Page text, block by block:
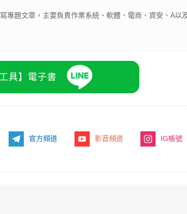
專題文章，主要負責作業系統、軟體、電商、資安、A以
具】電子書
官方頻道 影音頻道 IG帳號